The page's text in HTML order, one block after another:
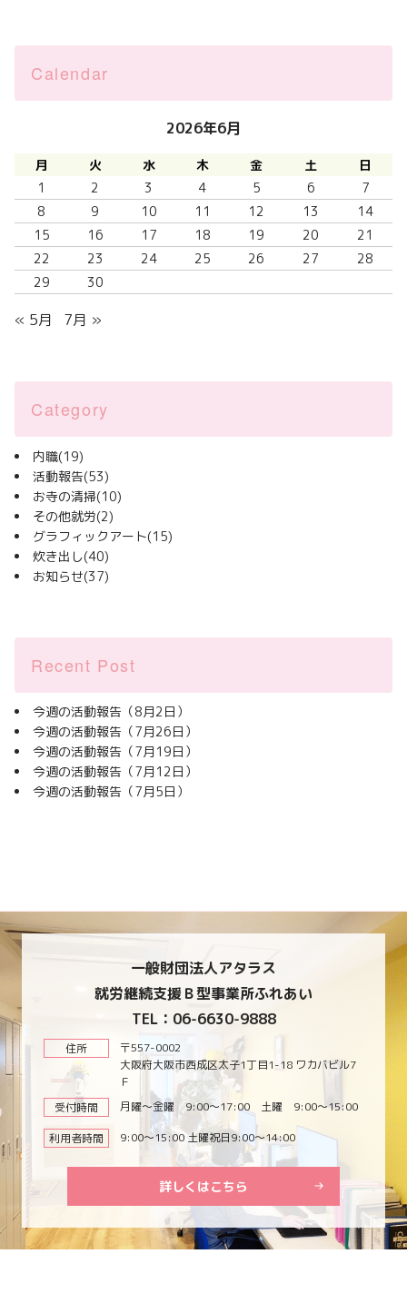
Calendar
2026年6月
月 火 水 木 金 土
日
1
2 3 4 5 6
7
8
9 10 11 12 13
14
15
16 17 18 19 20
21
22
23 24 25 26 27
28
29
30
« 5月 7月 »
Category
内職(19)
活動報告(53)
お寺の清掃(10)
その他就労(2)
グラフィックアート(15)
炊き出し(40)
お知らせ(37)
Recent Post
今週の活動報告（8月2日）
今週の活動報告（7月26日）
今週の活動報告（7月19日）
今週の活動報告（7月12日）
今週の活動報告（7月5日）
一般財団法人アタラス
就労継続支援Ｂ型事業所ふれあい
TEL：06-6630-9888
住所
〒557-0002
大阪府大阪市西成区太子1丁目1-18 ワカバビル7
Ｆ
受付時間
月曜～金曜 9:00～17:00 土曜 9:00～15:00
利用者時間 9:00～15:00 土曜祝日9:00～14:00
詳しくはこちら